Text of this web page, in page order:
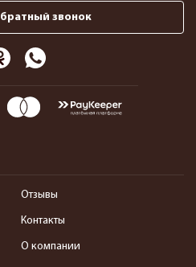
звонок
Отзывы
Контакты
О компании